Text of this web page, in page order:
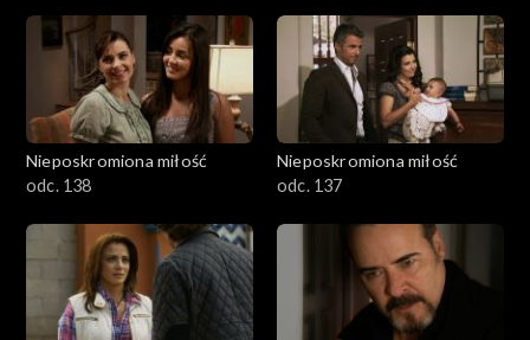
Nieposkromiona miłość
odc. 138
Nieposkromiona miłość
odc. 137